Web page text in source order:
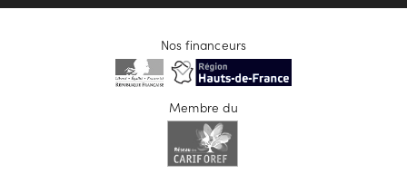
Nos financeurs
Membre du